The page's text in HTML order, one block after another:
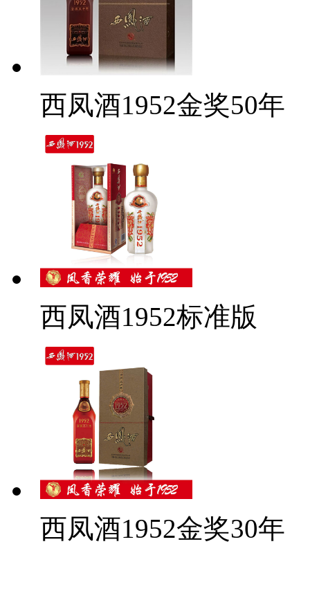
西凤酒1952金奖50年
西凤酒1952标准版
西凤酒1952金奖30年